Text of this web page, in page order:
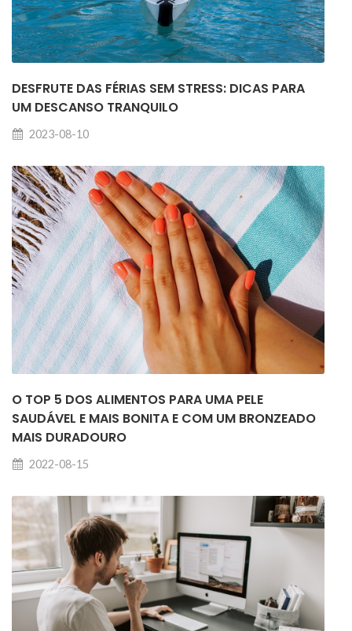
DESFRUTE DAS FÉRIAS SEM STRESS: DICAS PARA
UM DESCANSO TRANQUILO
2023-08-10
O TOP 5 DOS ALIMENTOS PARA UMA PELE
SAUDÁVEL E MAIS BONITA E COM UM BRONZEADO
MAIS DURADOURO
2022-08-15